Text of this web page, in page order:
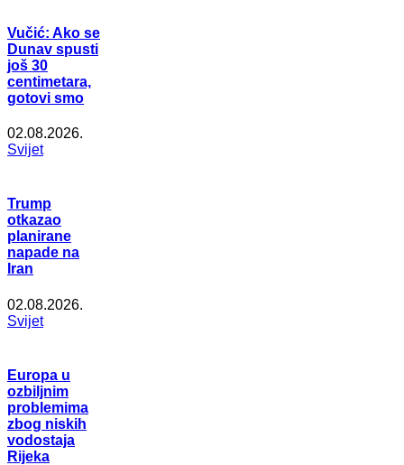
Vučić: Ako se
Dunav spusti
još 30
centimetara,
gotovi smo
02.08.2026.
Svijet
Trump
otkazao
planirane
napade na
Iran
02.08.2026.
Svijet
Europa u
ozbiljnim
problemima
zbog niskih
vodostaja
Rijeka